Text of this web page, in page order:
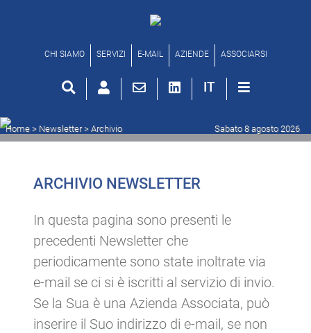
Archivio newsletter
CHI SIAMO SERVIZI E-MAIL AZIENDE ASSOCIARSI
IT
Sabato 8 agosto 2026
Home > Newsletter > Archivio
ARCHIVIO NEWSLETTER
In questa pagina sono presenti le
precedenti Newsletter che
periodicamente sono state inoltrate via
e-mail se ci si è iscritti al servizio di invio.
Se la Sua è una Azienda Associata, può
inserire il Suo indirizzo di e-mail, se non